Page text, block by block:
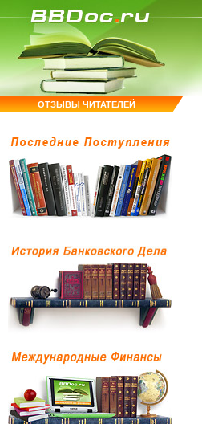
ОТЗЫВЫ ЧИТАТЕЛЕЙ